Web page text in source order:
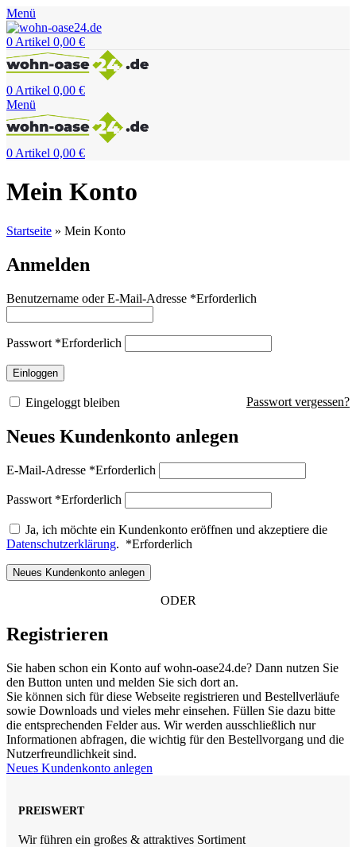
Menü
0 Artikel 0,00 €
0Artikel 0,00 €
Menü
0 Artikel 0,00 €
Mein Konto
Startseite » Mein Konto
Anmelden
Benutzername oder E-Mail-Adresse *Erforderlich
Passwort *Erforderlich
Einloggen
Passwort vergessen?
Eingeloggt bleiben
Neues Kundenkonto anlegen
E-Mail-Adresse *Erforderlich
Passwort *Erforderlich
Ja, ich möchte ein Kundenkonto eröffnen und akzeptiere die
Datenschutzerklärung. *Erforderlich
Neues Kundenkonto anlegen
ODER
Registrieren
Sie haben schon ein Konto auf wohn-oase24.de? Dann nutzen Sie
den Button unten und melden Sie sich dort an.
Sie können sich für diese Webseite registrieren und Bestellverläufe
sowie Downloads und vieles mehr einsehen. Füllen Sie dazu bitte
die entsprechenden Felder aus. Wir werden ausschließlich nur
Informationen abfragen, die wichtig für den Bestellvorgang und die
Nutzerfreundlichkeit sind.
Neues Kundenkonto anlegen
PREISWERT
Wir führen ein großes & attraktives Sortiment